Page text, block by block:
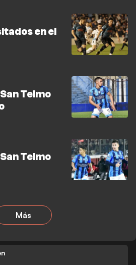
en el
San Telmo
San Telmo
Más